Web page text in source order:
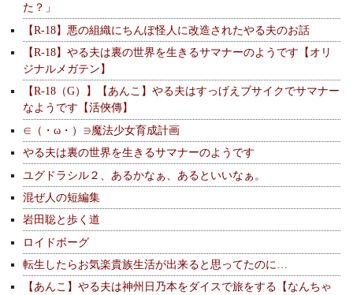
た？」
【R-18】悪の組織にちんぽ怪人に改造されたやる夫のお話
【R-18】やる夫は裏の世界を生きるサマナーのようです【オリ
ジナルメガテン】
【R-18（G）】【あんこ】やる夫はすっげえブサイクでサマナー
なようです【活俠傳】
∈（・ω・）∋魔法少女育成計画
やる夫は裏の世界を生きるサマナーのようです
ユグドラシル２、あるかなぁ、あるといいなぁ。
混ぜ人の短編集
岩田聡と歩く道
ロイドボーグ
転生したらお気楽貴族生活が出来ると思ってたのに…
【あんこ】やる夫は神州日乃本をダイスで旅をする【なんちゃ